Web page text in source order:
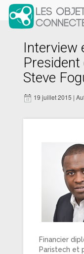
Interview
Steve
19 juillet 2015 |
Financier
Paristech et